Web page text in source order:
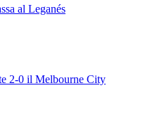
al Leganés
2-0 il Melbourne City